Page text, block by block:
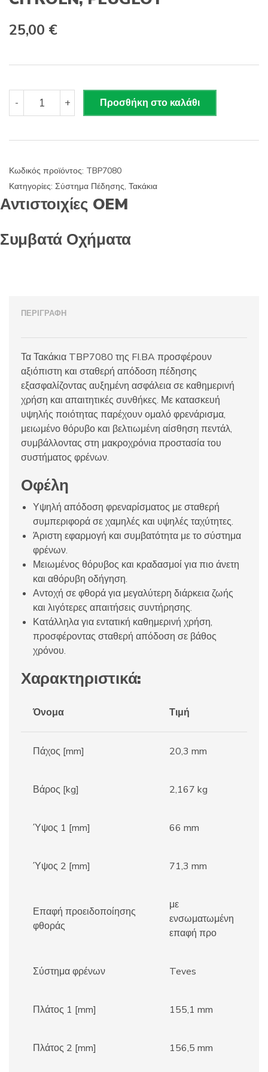
s
25,00 €
-
TBP7080
FIBA
GROUP,
CITROEN,
PEUGEOT
ποσότητα
+ Προσθήκη στο καλάθι
Κωδικός προϊόντος: TBP7080
Κατηγορίες: Σύστημα Πέδησης, Τακάκια
Αντιστοιχίες OEM
Συμβατά Οχήματα
ΠΕΡΙΓΡΑΦΉ
Τα Τακάκια TBP7080 της FI.BA προσφέρουν
αξιόπιστη και σταθερή απόδοση πέδησης
εξασφαλίζοντας αυξημένη ασφάλεια σε καθημερινή
χρήση και απαιτητικές συνθήκες. Με κατασκευή
υψηλής ποιότητας παρέχουν ομαλό φρενάρισμα,
μειωμένο θόρυβο και βελτιωμένη αίσθηση πεντάλ,
συμβάλλοντας στη μακροχρόνια προστασία του
συστήματος φρένων.
Οφέλη
Υψηλή απόδοση φρεναρίσματος με σταθερή
συμπεριφορά σε χαμηλές και υψηλές ταχύτητες.
Άριστη εφαρμογή και συμβατότητα με το σύστημα
φρένων.
Μειωμένος θόρυβος και κραδασμοί για πιο άνετη
και αθόρυβη οδήγηση.
Αντοχή σε φθορά για μεγαλύτερη διάρκεια ζωής
και λιγότερες απαιτήσεις συντήρησης.
Κατάλληλα για εντατική καθημερινή χρήση,
προσφέροντας σταθερή απόδοση σε βάθος
χρόνου.
Χαρακτηριστικά:
Όνομα Τιμή
Πάχος [mm] 20,3 mm
Βάρος [kg] 2,167 kg
Ύψος 1 [mm] 66 mm
Ύψος 2 [mm] 71,3 mm
Επαφή προειδοποίησης
φθοράς
με
ενσωματωμένη
επαφή προ
Σύστημα φρένων Teves
Πλάτος 1 [mm] 155,1 mm
Πλάτος 2 [mm] 156,5 mm